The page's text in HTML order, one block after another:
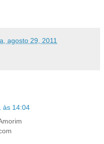
agosto 29, 2011
às 14:04